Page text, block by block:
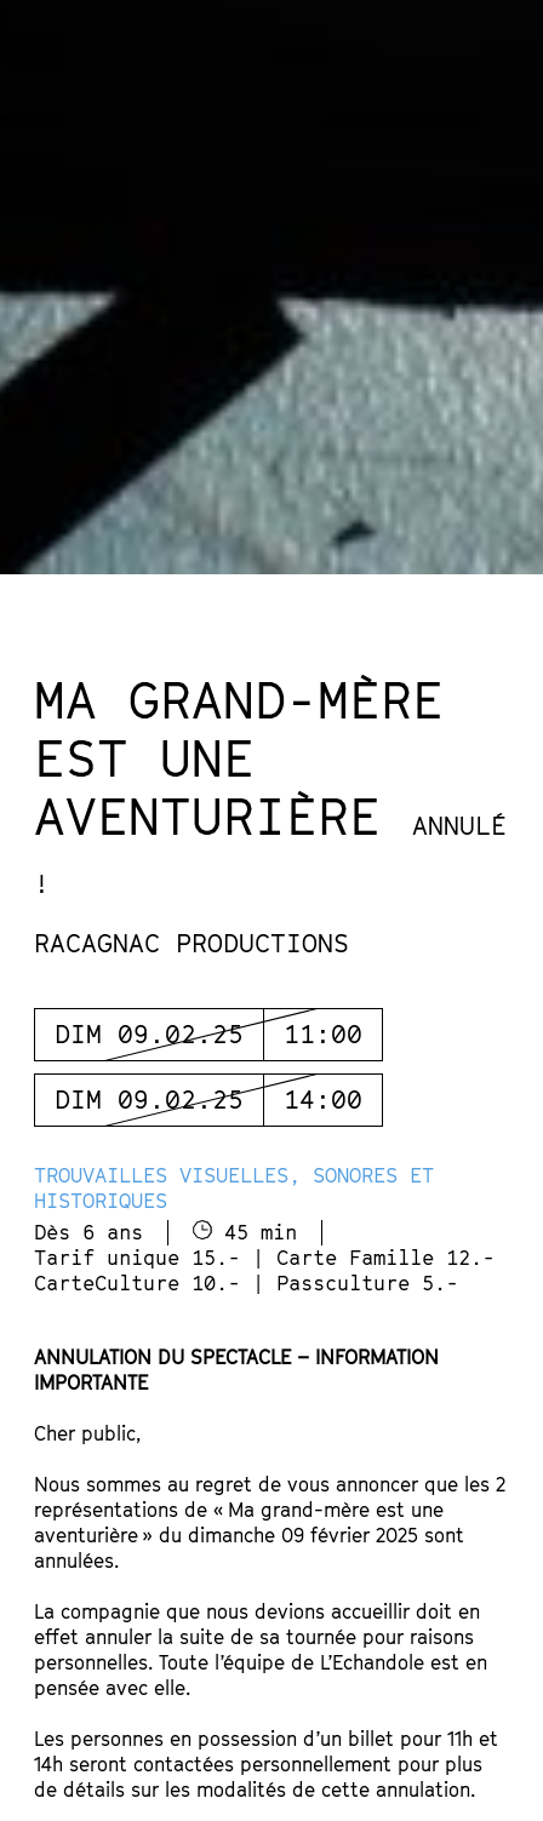
MA GRAND-MÈRE
EST UNE
AVENTURIÈRE
ANNULÉ
!
RACAGNAC PRODUCTIONS
DIM 09.02.25 11:00
DIM 09.02.25 14:00
TROUVAILLES VISUELLES, SONORES ET
HISTORIQUES
Dès 6 ans
45 min
Tarif unique 15.- | Carte Famille 12.-
CarteCulture 10.- | Passculture 5.-
ANNULATION DU SPECTACLE – INFORMATION
IMPORTANTE
Cher public,
Nous sommes au regret de vous annoncer que les 2
représentations de « Ma grand-mère est une
aventurière » du dimanche 09 février 2025 sont
annulées.
La compagnie que nous devions accueillir doit en
effet annuler la suite de sa tournée pour raisons
personnelles. Toute l’équipe de L’Echandole est en
pensée avec elle.
Les personnes en possession d’un billet pour 11h et
14h seront contactées personnellement pour plus
de détails sur les modalités de cette annulation.